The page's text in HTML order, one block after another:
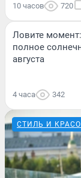
10 часов 720
Ловите
полное
августа
4 часа 342
СТИЛЬ И